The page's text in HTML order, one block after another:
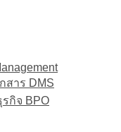
สาร DMS
กิจ BPO